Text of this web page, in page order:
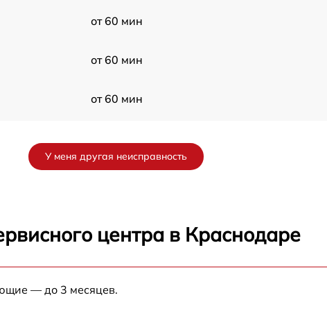
от 60 мин
от 60 мин
от 60 мин
от 60 мин
У меня другая неисправность
центра в Краснодаре
— до 3 месяцев.